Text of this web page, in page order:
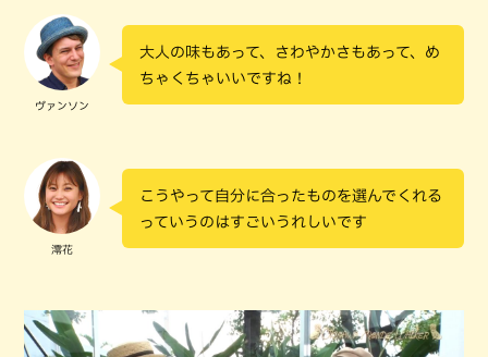
ヴァンソン
大人の味もあって、さわやかさもあって、め
ちゃくちゃいいですね！
澪花
こうやって自分に合ったものを選んでくれる
っていうのはすごいうれしいです